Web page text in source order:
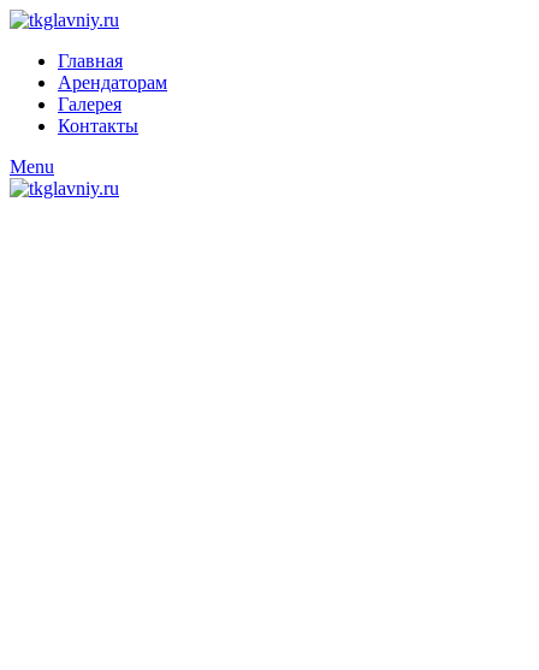
Главная
Арендаторам
Галерея
Контакты
Menu